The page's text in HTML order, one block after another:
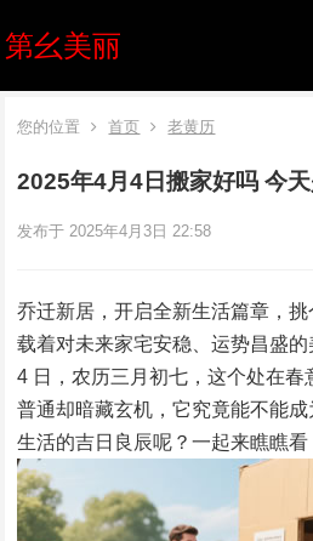
第幺美丽
您的位置 首页 老黄历
2025年4月4日搬家好吗 今
发布于 2025年4月3日 22:58
乔迁新居，开启全新生活篇章，
载着对未来家宅安稳、运势昌盛的
4 日，农历三月初七，这个处在春
普通却暗藏玄机，它究竟能不能
生活的吉日良辰呢？一起来瞧瞧看